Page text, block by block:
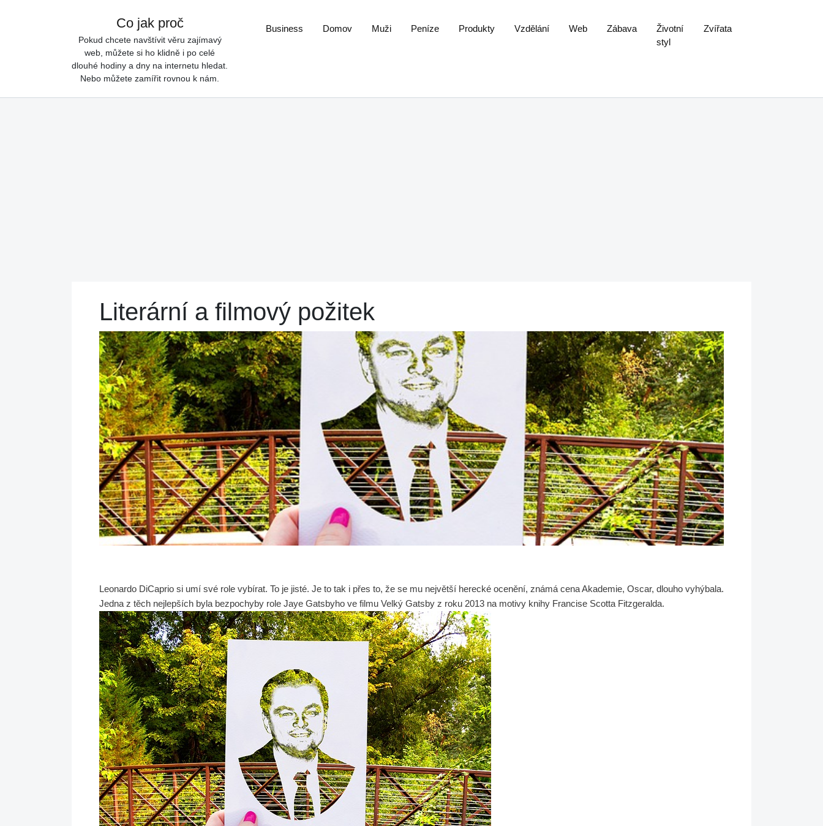
Co jak proč
Pokud chcete navštívit věru zajímavý
web, můžete si ho klidně i po celé
dlouhé hodiny a dny na internetu hledat.
Nebo můžete zamířit rovnou k nám.
Business Domov Muži Peníze Produkty Vzdělání Web Zábava
Životní
styl
Zvířata
Literární a filmový požitek
Leonardo DiCaprio si umí své role vybírat. To je jisté. Je to tak i přes to, že se mu největší herecké ocenění, známá cena Akademie, Oscar, dlouho vyhýbala.
Jedna z těch nejlepších byla bezpochyby role Jaye Gatsbyho ve filmu Velký Gatsby z roku 2013 na motivy knihy Francise Scotta Fitzgeralda.